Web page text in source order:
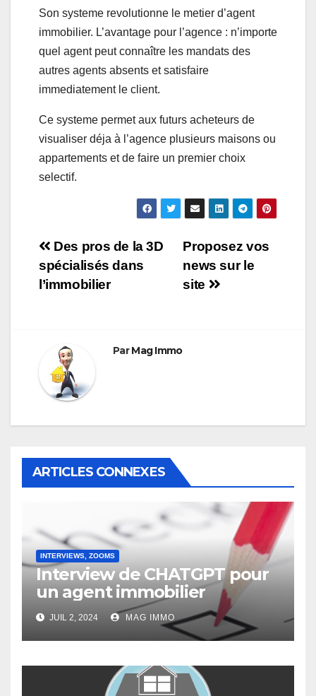
Son systeme revolutionne le metier d’agent
immobilier. L’avantage pour l’agence : n’importe
quel agent peut connaître les mandats des
autres agents absents et satisfaire
immediatement le client.
Ce systeme permet aux futurs acheteurs de
visualiser déja à l’agence plusieurs maisons ou
appartements et de faire un premier choix
selectif.
Navigation
de
Proposez vos
news sur le
site
Des pros de la 3D
spécialisés dans
l’immobilier
ParMag Immo
ARTICLES CONNEXES
INTERVIEWS, ZOOMS
Interview de CHATGPT pour
un agent immobilier
JUIL 2, 2024 MAG IMMO